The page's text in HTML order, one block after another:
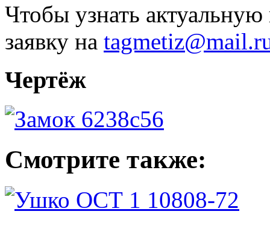
Чтобы узнать
заявку на
Чертёж
Смотрите также: